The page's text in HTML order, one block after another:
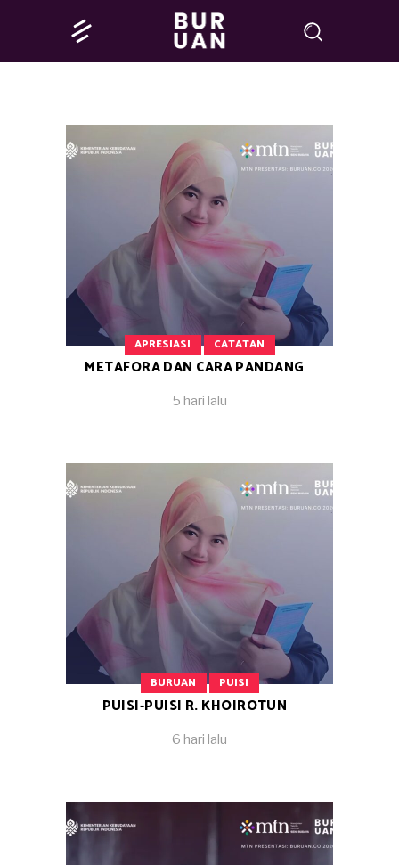
APRESIASI CATATAN
METAFORA DAN CARA PANDANG
5 hari lalu
BURUAN PUISI
PUISI-PUISI R. KHOIROTUN
6 hari lalu